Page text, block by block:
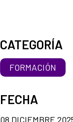
CATEGORÍA
FORMACIÓN
FECHA
08 DICIEMBRE